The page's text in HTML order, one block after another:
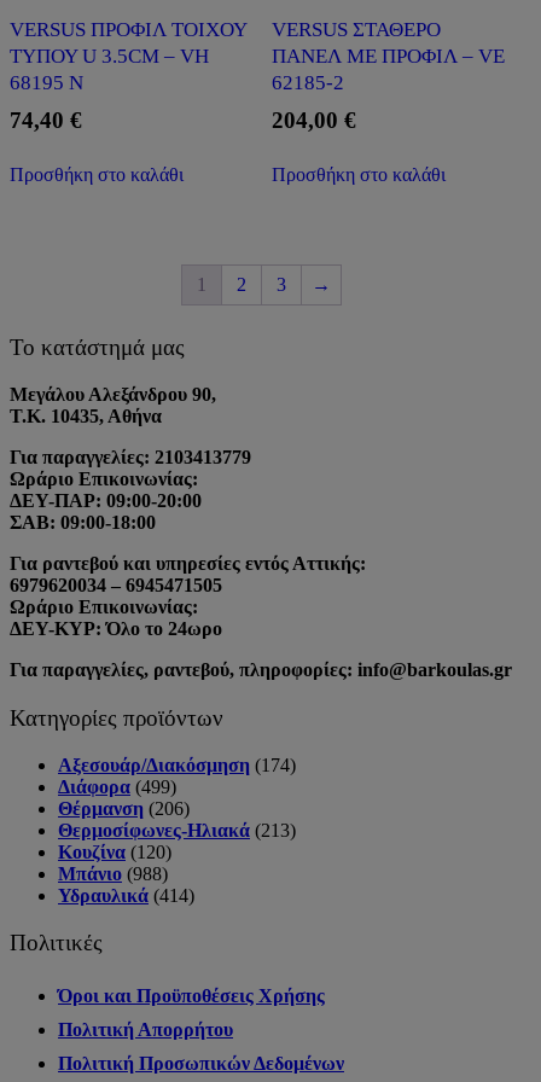
VERSUS ΠΡΟΦΙΛ ΤΟΙΧΟΥ
ΤΥΠΟΥ U 3.5CM – VH
68195 N
74,40 €
Προσθήκη στο καλάθι
VERSUS ΣΤΑΘΕΡΟ
ΠΑΝΕΛ ΜΕ ΠΡΟΦΙΛ – VE
62185-2
204,00 €
Προσθήκη στο καλάθι
1 2 3 →
Το κατάστημά μας
Μεγάλου Αλεξάνδρου 90,
Τ.Κ. 10435, Αθήνα
Για παραγγελίες: 2103413779
Ωράριο Επικοινωνίας:
ΔΕΥ-ΠΑΡ: 09:00-20:00
ΣΑΒ: 09:00-18:00
Για ραντεβού και υπηρεσίες εντός Αττικής:
6979620034 – 6945471505
Ωράριο Επικοινωνίας:
ΔΕΥ-ΚΥΡ: Όλο το 24ωρο
Για παραγγελίες, ραντεβού, πληροφορίες: info@barkoulas.gr
Κατηγορίες προϊόντων
Αξεσουάρ/Διακόσμηση (174)
Διάφορα (499)
Θέρμανση (206)
Θερμοσίφωνες-Ηλιακά (213)
Κουζίνα (120)
Μπάνιο (988)
Υδραυλικά (414)
Πολιτικές
Όροι και Προϋποθέσεις Χρήσης
Πολιτική Απορρήτου
Πολιτική Προσωπικών Δεδομένων